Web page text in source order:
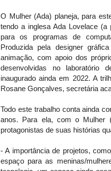
O Mulher (Ada) planeja, para
tendo a inglesa Ada Lovelace (a
para os programas de
Produzida pela designer
animação, com apoio dos
desenvolvidas no laboratório
inaugurado ainda em 2022. A
Rosane Gonçalves, secretária
Todo este trabalho conta ainda
anos. Para ela, com o Mulher
protagonistas de suas histórias
- A importância de projetos,
espaço para as meninas/